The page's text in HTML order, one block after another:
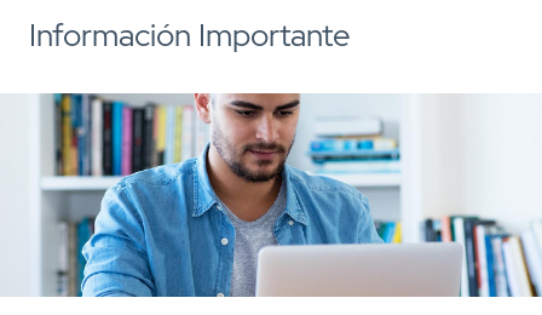
Información Importante